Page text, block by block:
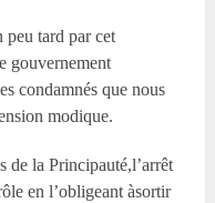
tard par cet
gouvernement
condamnés que nous
modique.
de la Principauté,l’arrêt
en l’obligeant àsortir